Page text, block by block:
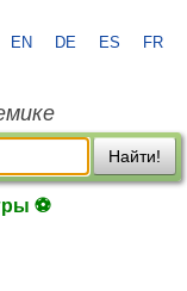
EN DE ES FR
Найти!
⚽